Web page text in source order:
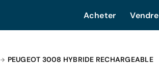
Acheter Vendre
PEUGEOT 3008 HYBRIDE RECHARGEABLE